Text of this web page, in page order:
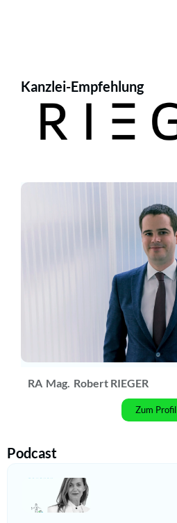
Kanzlei-Empfehlung
RA Mag. Robert RIEGER
Zum Profil
Podcast